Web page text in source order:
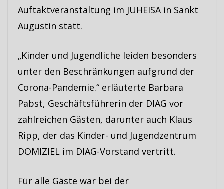
Auftaktveranstaltung im JUHEISA in Sankt
Augustin statt.
„Kinder und Jugendliche leiden besonders
unter den Beschränkungen aufgrund der
Corona-Pandemie.“ erläuterte Barbara
Pabst, Geschäftsführerin der DIAG vor
zahlreichen Gästen, darunter auch Klaus
Ripp, der das Kinder- und Jugendzentrum
DOMIZIEL im DIAG-Vorstand vertritt.
Für alle Gäste war bei der